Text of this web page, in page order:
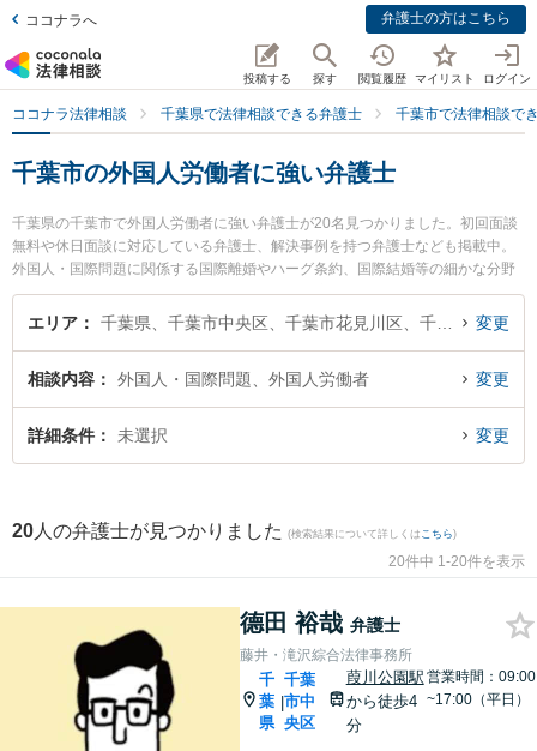
ココナラへ 弁護士の方はこちら
投稿する 探す 閲覧履歴 マイリスト ログイン
ココナラ法律相談 千葉県で法律相談できる弁護士 千葉市で法律相談で
千葉市の外国人労働者に強い弁護士
千葉県の千葉市で外国人労働者に強い弁護士が20名見つかりました。初回面談
無料や休日面談に対応している弁護士、解決事例を持つ弁護士なども掲載中。
外国人・国際問題に関係する国際離婚やハーグ条約、国際結婚等の細かな分野
での絞り込み検索もでき便利です。特に藤井・滝沢綜合法律事務所の德田 裕哉
弁護士やあらた国際法律事務所の沼倉 悠弁護士、竹中法律事務所の竹中 恵弁護
い』『外国人労働者のトラブル解決の実績豊富な近くの弁護士を検索したい』
『初回相談無料で外国人労働者を法律相談できる千葉市内の弁護士に相談予約
したい』などでお困りの相談者さんにおすすめです。
エリア 変更
相談内容 外国人・国際問題、外国人労働者 変更
詳細条件 未選択 変更
20 人の弁護士が見つかりました (検索結果について詳しくは こちら)
20件中 1-20件を表示
德田 裕哉 弁護士
藤井・滝沢綜合法律事務所
千
葉
県
|
千葉
市中
央区
葭川公園駅
から徒歩4
分
営業時間：09:00
~17:00（平日）